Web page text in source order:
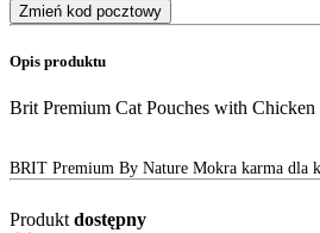
Zmień kod pocztowy
Opis produktu
Brit Premium Cat Pouches with
BRIT Premium By Nature Mokra karma dla
Produkt dostępny